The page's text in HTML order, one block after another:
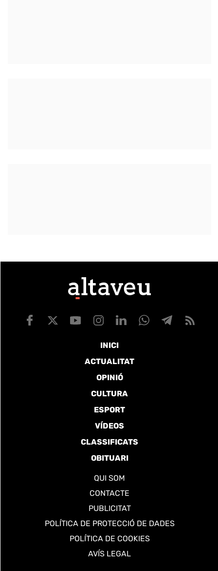
INICI
ACTUALITAT
OPINIÓ
CULTURA
ESPORT
VÍDEOS
CLASSIFICATS
OBITUARI
QUI SOM
CONTACTE
PUBLICITAT
POLÍTICA DE PROTECCIÓ DE DADES
POLÍTICA DE COOKIES
AVÍS LEGAL